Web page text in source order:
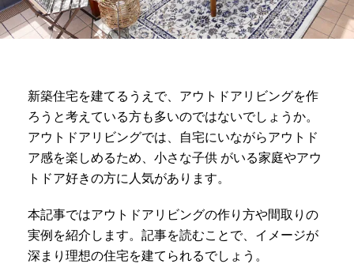
新築住宅を建てるうえで、アウトドアリビングを作
ろうと考えている方も多いのではないでしょうか。
アウトドアリビングでは、自宅にいながらアウトド
ア感を楽しめるため、小さな子供 がいる家庭やアウ
トドア好きの方に人気があります。
本記事ではアウトドアリビングの作り方や間取りの
実例を紹介します。記事を読むことで、イメージが
深まり理想の住宅を建てられるでしょう。